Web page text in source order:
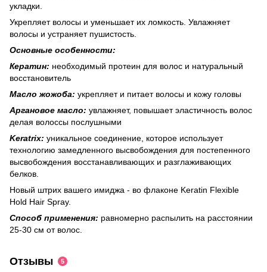
укладки.
Укрепляет волосы и уменьшает их ломкость. Увлажняет
волосы и устраняет пушистость.
Основные особенности:
Кератин: необходимый протеин для волос и натуральный
восстановитель
Масло жожоба: укрепляет и питает волосы и кожу головы
Аргановое масло: увлажняет, повышает эластичность волос
делая волоссы послушными
Keratrix: уникальное соединение, которое использует
технологию замедленного высвобождения для постепенного
высвобождения восстанавливающих и разглаживающих
белков.
Новый штрих вашего имиджа - во флаконе Keratin Flexible
Hold Hair Spray.
Способ применения: равномерно распылить на расстоянии
25-30 см от волос.
Отзывы 5